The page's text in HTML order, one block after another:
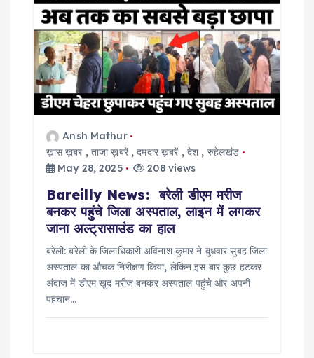
g
a
t
Ansh Mathur
ख़ास ख़बर ,ताज़ा ख़बरें,दमदार ख़बरें , देश , रुहेलखंड
May 28, 2025
208 views
Bareilly News: बरेली डीएम मरीज
बनकर पहुंचे जिला अस्पताल, लाइन में लगकर
जाना अल्ट्रासाउंड का हाल
बरेली: बरेली के जिलाधिकारी अविनाश कुमार ने बुधवार सुबह जिला
अस्पताल का औचक निरीक्षण किया, लेकिन इस बार कुछ हटकर
अंदाज में डीएम खुद मरीज बनकर अस्पताल पहुंचे और अपनी
पहचान…